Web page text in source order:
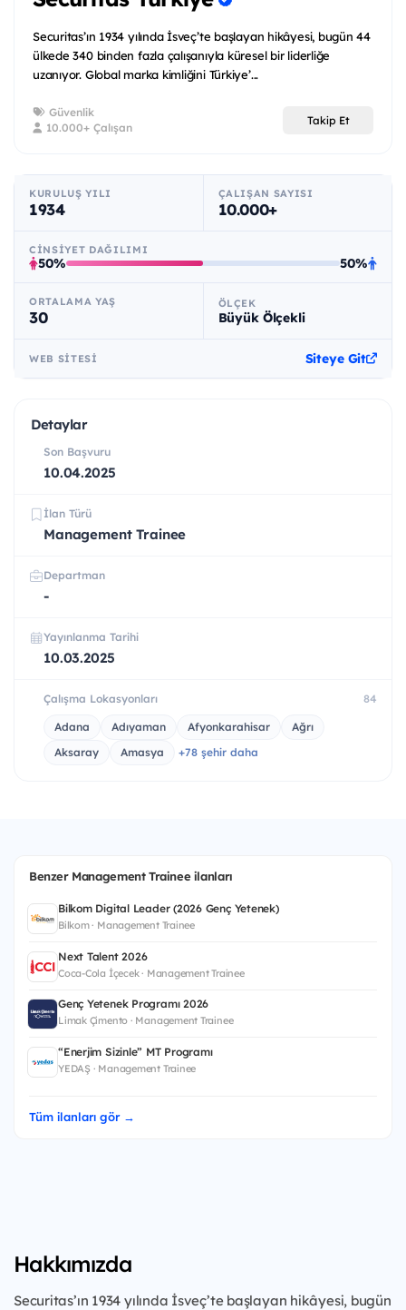
Securitas’ın 1934 yılında İsveç’te başlayan hikâyesi, bugün 44
ülkede 340 binden fazla çalışanıyla küresel bir liderliğe
uzanıyor. Global marka kimliğini Türkiye’...
Güvenlik
10.000+ Çalışan
Takip Et
KURULUŞ YILI
1934
ÇALIŞAN SAYISI
10.000+
CINSIYET DAĞILIMI
50% 50%
ORTALAMA YAŞ
30
ÖLÇEK
Büyük Ölçekli
WEB SITESI Siteye Git
Detaylar
Son Başvuru
10.04.2025
İlan Türü
Management Trainee
Departman
-
Yayınlanma Tarihi
10.03.2025
Çalışma Lokasyonları 84
Adana Adıyaman Afyonkarahisar
Ağrı
Aksaray
Amasya +78 şehir daha
Benzer Management Trainee ilanları
Bilkom Digital Leader (2026 Genç Yetenek)
Bilkom · Management Trainee
Next Talent 2026
Coca-Cola İçecek · Management Trainee
Genç Yetenek Programı 2026
Limak Çimento · Management Trainee
“Enerjim Sizinle” MT Programı
YEDAŞ · Management Trainee
Tüm ilanları gör →
Hakkımızda
Securitas’ın 1934 yılında İsveç’te başlayan hikâyesi, bugün